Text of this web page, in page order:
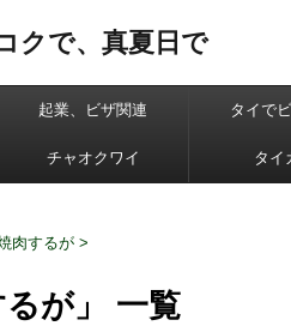
クで、真夏日で
起業、ビザ関連 タイで
チャオクワイ タイ
肉するが >
るが」 一覧